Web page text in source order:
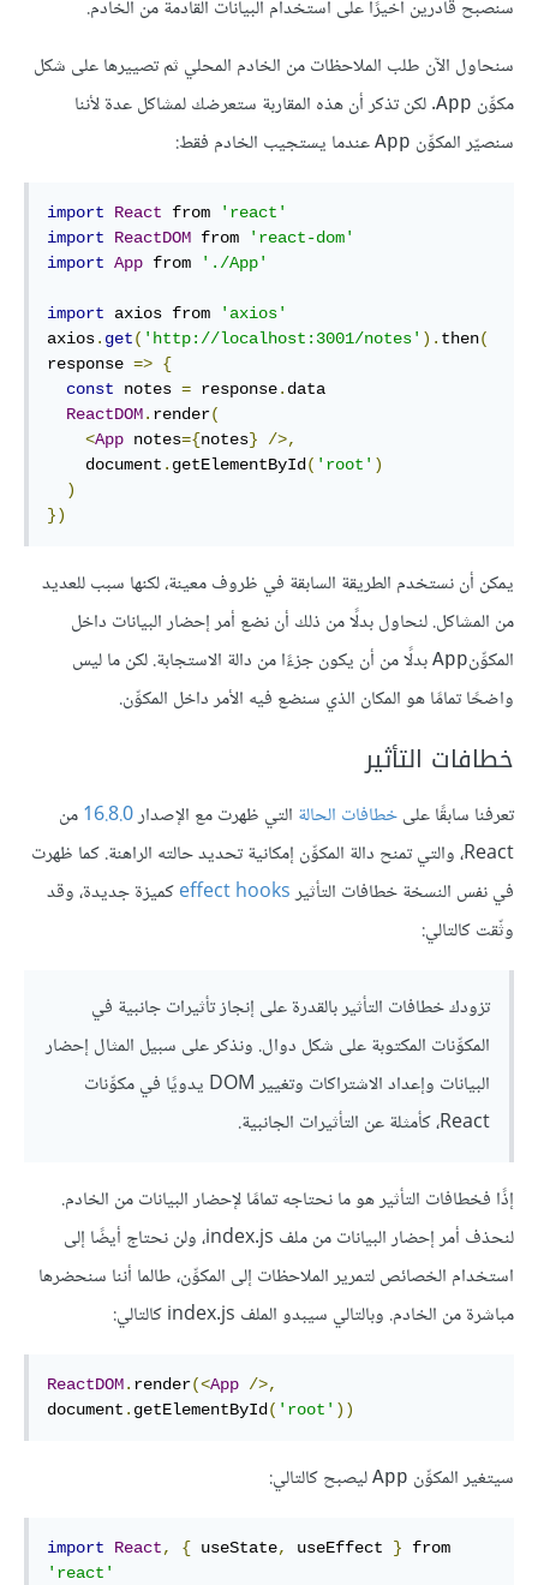
سنصبح قادرين أخيرًا على استخدام البيانات القادمة من الخادم.
سنحاول الآن طلب الملاحظات من الخادم المحلي ثم تصييرها على شكل
مكوِّن App. لكن تذكر أن هذه المقاربة ستعرضك لمشاكل عدة لأننا
سنصيّر المكوِّن App عندما يستجيب الخادم فقط:
import React from
'react'
import
ReactDOM from
'react-dom'
import App from './App'
import axios from
'axios'
axios. get( 'http://localhost:3001/notes' ). then(
response => {
const notes = response. data
ReactDOM. render(
<App notes={notes}
/>,
    document
. getElementById ( 'root' )
)
})
يمكن أن نستخدم الطريقة السابقة في ظروف معينة، لكنها سبب للعديد
من المشاكل. لنحاول بدلًا من ذلك أن نضع أمر إحضار البيانات داخل
المكوِّنApp بدلًا من أن يكون جزءًا من دالة الاستجابة. لكن ما ليس
واضحًا تمامًا هو المكان الذي سنضع فيه الأمر داخل المكوِّن.
خطافات التأثير
تعرفنا سابقًا علىخطافات الحالة التي ظهرت مع الإصدار16.8.0من
React، والتي تمنح دالة المكوِّن إمكانية تحديد حالته الراهنة. كما ظهرت
في نفس النسخة خطافات التأثيرeffect hooksكميزة جديدة، وقد
وثّقت كالتالي:
تزودك خطافات التأثير بالقدرة على إنجاز تأثيرات جانبية في
المكوِّنات المكتوبة على شكل دوال. ونذكر على سبيل المثال إحضار
البيانات وإعداد الاشتراكات وتغيير DOM يدويًا في مكوِّنات
React، كأمثلة عن التأثيرات الجانبية.
إذًا فخطافات التأثير هو ما نحتاجه تمامًا لإحضار البيانات من الخادم.
لنحذف أمر إحضار البيانات من ملف index.js، ولن نحتاج أيضًا إلى
استخدام الخصائص لتمرير الملاحظات إلى المكوِّن، طالما أننا سنحضرها
مباشرة من الخادم. وبالتالي سيبدو الملف index.js كالتالي:
ReactDOM. render(<App />,
document . getElementById( 'root' ))
سيتغير المكوِّن App ليصبح كالتالي:
import React, { useState, useEffect }
'react'